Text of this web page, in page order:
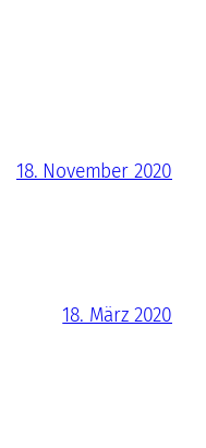
18. November 2020
18. März 2020